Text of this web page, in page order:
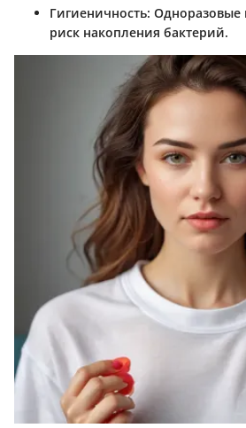
Гигиеничность:
риск накопления бактерий.